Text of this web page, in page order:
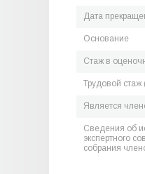
Дата
Основание
Стаж в
Трудовой стаж
Является
Сведения об
экспертного
собрания